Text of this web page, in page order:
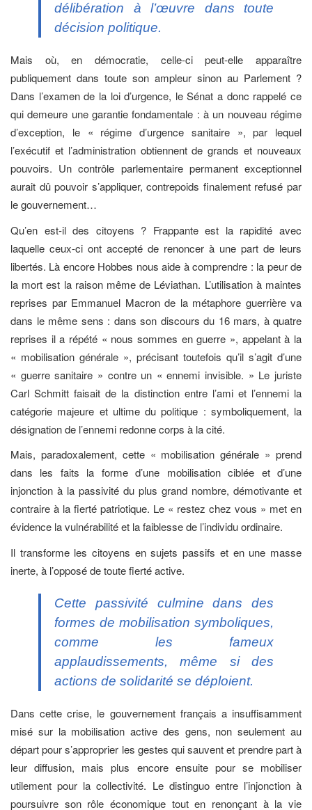
délibération à l’œuvre dans toute
décision politique.
Mais où, en démocratie, celle-ci peut-elle apparaître
publiquement dans toute son ampleur sinon au Parlement ?
Dans l’examen de la loi d’urgence, le Sénat a donc rappelé ce
qui demeure une garantie fondamentale : à un nouveau régime
d’exception, le « régime d’urgence sanitaire », par lequel
l’exécutif et l’administration obtiennent de grands et nouveaux
pouvoirs. Un contrôle parlementaire permanent exceptionnel
aurait dû pouvoir s’appliquer, contrepoids finalement refusé par
le gouvernement…
Qu’en est-il des citoyens ? Frappante est la rapidité avec
laquelle ceux-ci ont accepté de renoncer à une part de leurs
libertés. Là encore Hobbes nous aide à comprendre : la peur de
la mort est la raison même de Léviathan. L’utilisation à maintes
reprises par Emmanuel Macron de la métaphore guerrière va
dans le même sens : dans son discours du 16 mars, à quatre
reprises il a répété « nous sommes en guerre », appelant à la
« mobilisation générale », précisant toutefois qu’il s’agit d’une
« guerre sanitaire » contre un « ennemi invisible. » Le juriste
Carl Schmitt faisait de la distinction entre l’ami et l’ennemi la
catégorie majeure et ultime du politique : symboliquement, la
désignation de l’ennemi redonne corps à la cité.
Mais, paradoxalement, cette « mobilisation générale » prend
dans les faits la forme d’une mobilisation ciblée et d’une
injonction à la passivité du plus grand nombre, démotivante et
contraire à la fierté patriotique. Le « restez chez vous » met en
évidence la vulnérabilité et la faiblesse de l’individu ordinaire.
Il transforme les citoyens en sujets passifs et en une masse
inerte, à l’opposé de toute fierté active.
Cette passivité culmine dans des
formes de mobilisation symboliques,
comme les fameux
applaudissements, même si des
actions de solidarité se déploient.
Dans cette crise, le gouvernement français a insuffisamment
misé sur la mobilisation active des gens, non seulement au
départ pour s’approprier les gestes qui sauvent et prendre part à
leur diffusion, mais plus encore ensuite pour se mobiliser
utilement pour la collectivité. Le distinguo entre l’injonction à
poursuivre son rôle économique tout en renonçant à la vie